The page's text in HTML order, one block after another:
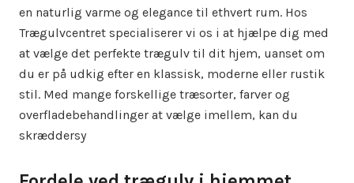
en naturlig varme og elegance til ethvert rum. Hos
Trægulvcentret specialiserer vi os i at hjælpe dig med
at vælge det perfekte trægulv til dit hjem, uanset om
du er på udkig efter en klassisk, moderne eller rustik
stil. Med mange forskellige træsorter, farver og
overfladebehandlinger at vælge imellem, kan du
skræddersy